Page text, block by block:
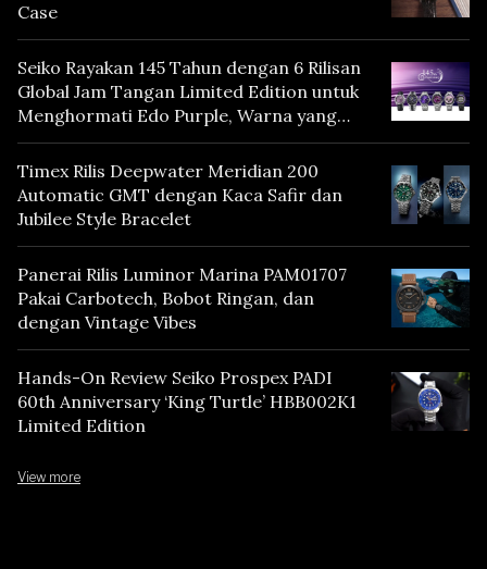
Case
Seiko Rayakan 145 Tahun dengan 6 Rilisan
Global Jam Tangan Limited Edition untuk
Menghormati Edo Purple, Warna yang
Mencerminkan Warisan Tokyo
Timex Rilis Deepwater Meridian 200
Automatic GMT dengan Kaca Safir dan
Jubilee Style Bracelet
Panerai Rilis Luminor Marina PAM01707
Pakai Carbotech, Bobot Ringan, dan
dengan Vintage Vibes
Hands-On Review Seiko Prospex PADI
60th Anniversary ‘King Turtle’ HBB002K1
Limited Edition
View more